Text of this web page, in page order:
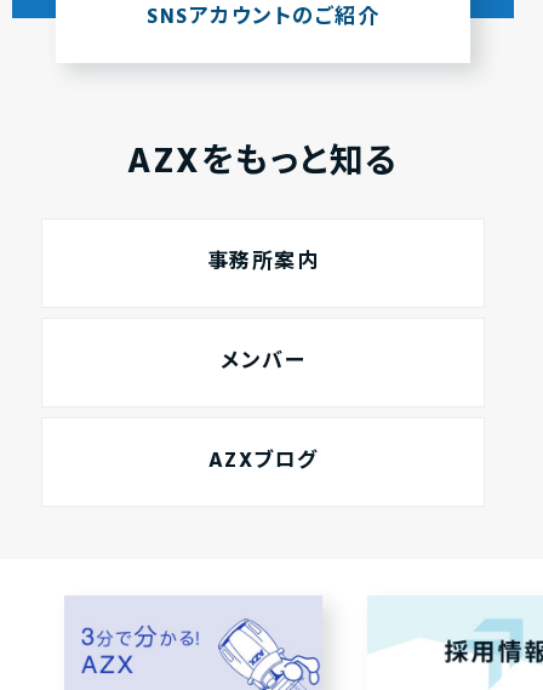
SNSアカウントのご紹介
AZXをもっと知る
事務所案内
メンバー
AZXブログ